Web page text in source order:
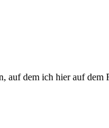
auf dem ich hier auf dem